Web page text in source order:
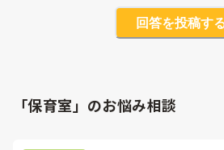
回答を投稿す
「保育室」のお悩み相談